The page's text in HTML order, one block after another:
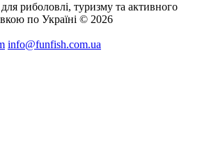
риболовлі, туризму та активного
по Україні © 2026
info@funfish.com.ua